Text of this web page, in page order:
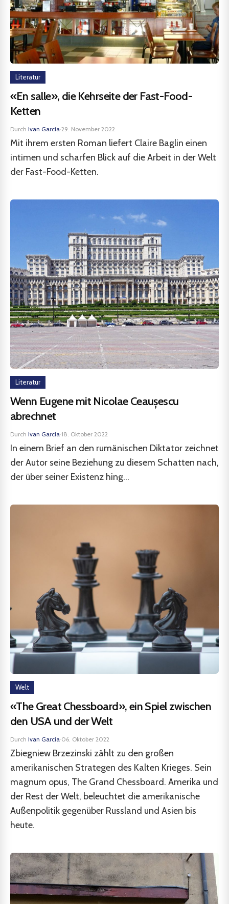
Literatur
«En salle», die Kehrseite der Fast-Food-
Ketten
Durch Ivan Garcia·29. November 2022
Mit ihrem ersten Roman liefert Claire Baglin einen
intimen und scharfen Blick auf die Arbeit in der Welt
der Fast-Food-Ketten.
Literatur
Wenn Eugene mit Nicolae Ceaușescu
abrechnet
Durch Ivan Garcia·18. Oktober 2022
In einem Brief an den rumänischen Diktator zeichnet
der Autor seine Beziehung zu diesem Schatten nach,
der über seiner Existenz hing...
Welt
«The Great Chessboard», ein Spiel zwischen
den USA und der Welt
Durch Ivan Garcia·06. Oktober 2022
Zbiegniew Brzezinski zählt zu den großen
amerikanischen Strategen des Kalten Krieges. Sein
magnum opus, The Grand Chessboard. Amerika und
der Rest der Welt, beleuchtet die amerikanische
Außenpolitik gegenüber Russland und Asien bis
heute.